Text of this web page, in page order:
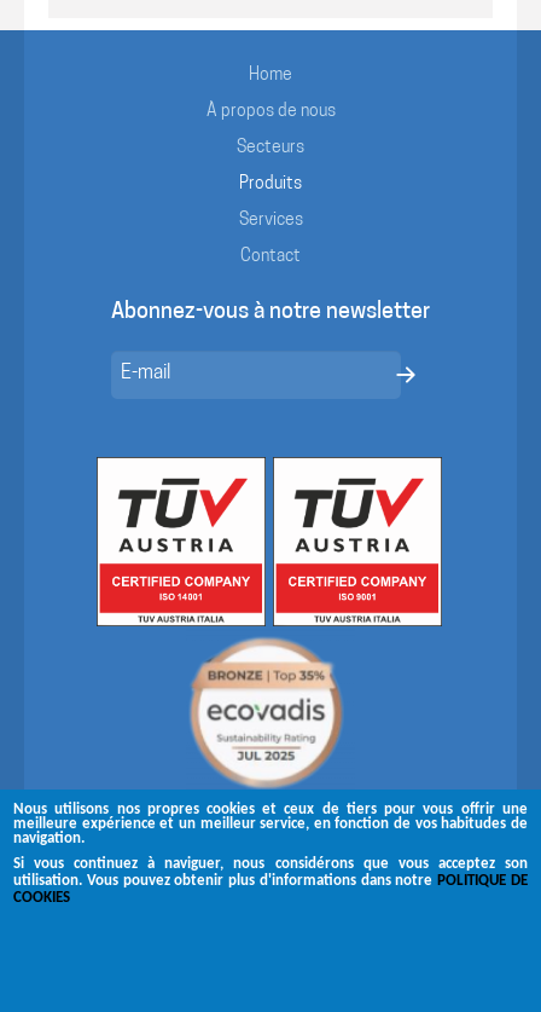
Nous utilisons nos propres cookies et ceux de tiers pour vous offrir une
meilleure expérience et un meilleur service, en fonction de vos habitudes de
navigation.
Si vous continuez à naviguer, nous considérons que vous acceptez son
utilisation. Vous pouvez obtenir plus d'informations dans notre POLITIQUE DE
COOKIES
Home
À propos de nous
Secteurs
Produits
Services
Contact
Abonnez-vous à notre newsletter
Suivez-nous sur